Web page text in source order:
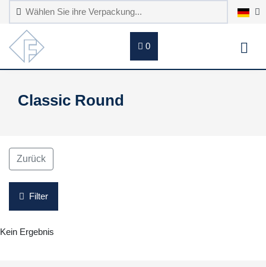
0
Classic Round
Zurück
Filter
Kein Ergebnis